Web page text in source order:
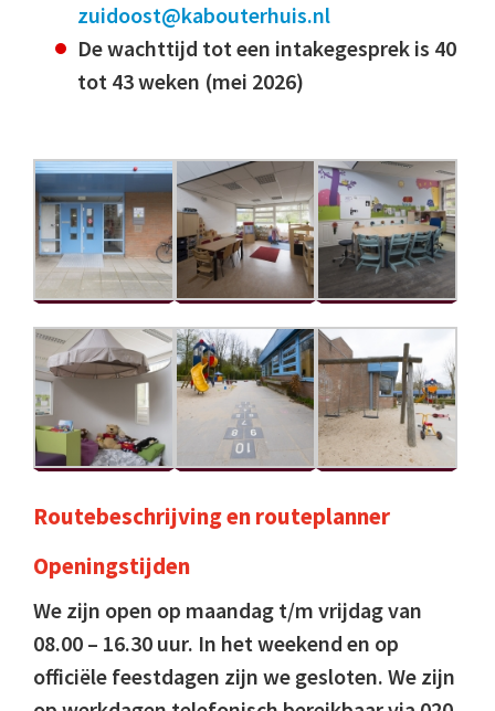
zuidoost@kabouterhuis.nl
De wachttijd tot een intakegesprek is 40
tot 43 weken (mei 2026)
Routebeschrijvingenrouteplanner
Openingstijden
We zijn open op maandag t/m vrijdag van
08.00 – 16.30 uur. In het weekend en op
officiële feestdagen zijn we gesloten. We zijn